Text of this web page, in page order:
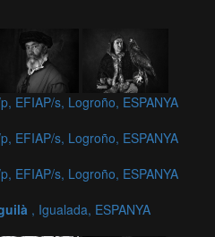
EFIAP/s, Logroño, ESPANYA
EFIAP/s, Logroño, ESPANYA
EFIAP/s, Logroño, ESPANYA
, Igualada, ESPANYA